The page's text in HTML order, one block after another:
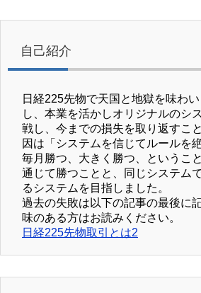
自己紹介
日経225先物で天国と地獄を味わ
し、本業を活かしオリジナルのシ
戦し、今までの損失を取り返すこ
因は「システムを信じてルールを
毎月勝つ、大きく勝つ、というこ
通じて勝つことと、同じシステム
るシステムを目指しました。
過去の失敗は以下の記事の最後に
味のある方はお読みください。
日経225先物取引とは2